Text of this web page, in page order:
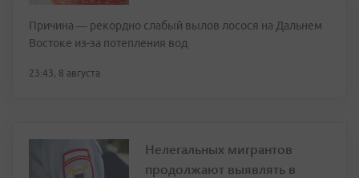
Причина — рекордно слабый вылов лосося на Дальнем
Востоке из-за потепления вод
23:43, 8 августа
Нелегальных мигрантов
продолжают выявлять в